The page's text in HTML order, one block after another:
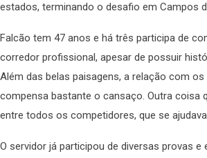
estados, terminando o desafio em Campos
Falcão tem 47 anos e há três participa de
corredor profissional, apesar de possuir
Além das belas paisagens, a relação com
compensa bastante o cansaço. Outra coisa
entre todos os competidores, que se
O servidor já participou de diversas provas